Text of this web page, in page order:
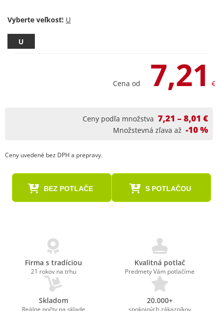
Vyberte veľkosť:
U
Cena od 7,21 €
Ceny podľa množstva 7,21 – 8,01 €
Množstevná zľava až -10 %
Ceny uvedené bez DPH a prepravy.
BEZ POTLAČE S POTLAČOU
Firma s tradíciou
21 rokov na trhu
Kvalitná potlač
Predmety Vám potlačíme
Skladom
Reálne počty na sklade
20.000+
spokojných zákazníkov